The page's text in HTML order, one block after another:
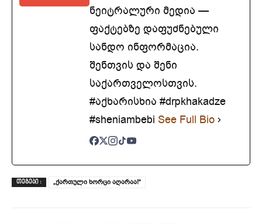
ნეიტრალური მედია —
ფაქტებზე დაფუძნებული
სანდო ინფორმაცია.
შენთვის და შენი
საქართველოსთვის.
#აქხარისხია #drpkhakadze
#sheniambebi See Full Bio
ᲗᲔᲒᲔᲑᲘ : „ქართული ხორცი აღარაა!“